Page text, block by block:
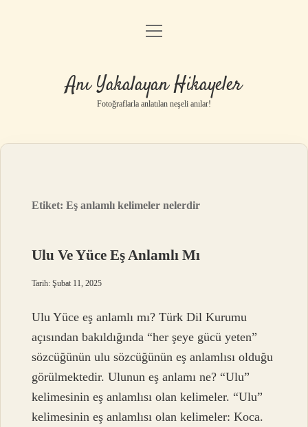
Anasayfa
Yasal Uyarı
menüyü
Anı Yakalayan Hikayeler
Fotoğraflarla anlatılan neşeli anılar!
Etiket:Eş anlamlı kelimeler nelerdir
Ulu Ve Yüce Eş Anlamlı Mı
Tarih: Şubat 11, 2025
Ulu Yüce eş anlamlı mı? Türk Dil Kurumu
açısından bakıldığında “her şeye gücü yeten”
sözcüğünün ulu sözcüğünün eş anlamlısı olduğu
görülmektedir. Ulunun eş anlamı ne? “Ulu”
kelimesinin eş anlamlısı olan kelimeler. “Ulu”
kelimesinin eş anlamlısı olan kelimeler: Koca.